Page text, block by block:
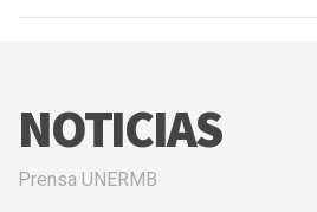
NOTICIAS
Prensa UNERMB